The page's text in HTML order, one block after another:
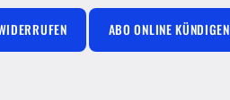
ABO ONLINE KÜNDIGEN